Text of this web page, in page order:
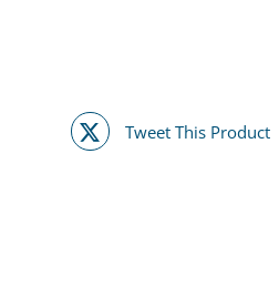
Tweet This Product